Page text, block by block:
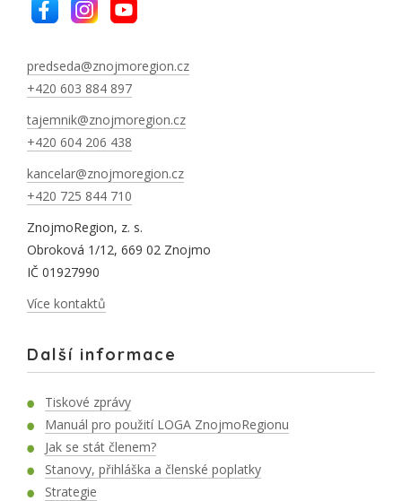
predseda@znojmoregion.cz
+420 603 884 897
tajemnik@znojmoregion.cz
+420 604 206 438
kancelar@znojmoregion.cz
+420 725 844 710
ZnojmoRegion, z. s.
Obroková 1/12, 669 02 Znojmo
IČ 01927990
Více kontaktů
Další informace
Tiskové zprávy
Manuál pro použití LOGA ZnojmoRegionu
Jak se stát členem?
Stanovy, přihláška a členské poplatky
Strategie